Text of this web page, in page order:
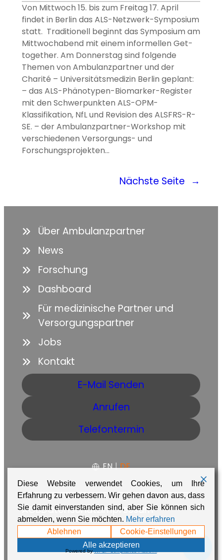
Von Mittwoch 15. bis zum Freitag 17. April
findet in Berlin das ALS-Netzwerk-Symposium
statt. Traditionell beginnt das Symposium am
Mittwochabend mit einem informellen Get-
together. Am Donnerstag sind folgende
Themen von Ambulanzpartner und der
Charité – Universitätsmedizin Berlin geplant:
– das ALS-Phänotypen-Biomarker-Register
mit den Schwerpunkten ALS-OPM-
Klassifikation, NfL und Revision des ALSFRS-R-
SE. – der Ambulanzpartner-Workshop mit
verschiedenen Versorgungs- und
Forschungsprojekten…
Nächste Seite →
Über Ambulanzpartner
News
Forschung
Dashboard
Für medizinische Partner und
Versorgungspartner
Jobs
Kontakt
E-Mail Senden
Anrufen
Telefontermin
EN | DE
AGBDatenschutzImpressum
Made with ❤️ in Namibia byAdaire
Diese Website verwendet Cookies, um Ihre
Erfahrung zu verbessern. Wir gehen davon aus, dass
Sie damit einverstanden sind, aber Sie können sich
abmelden, wenn Sie möchten. Mehr erfahren
Ablehnen
Cookie-Einstellungen
Alle akzeptieren
Powered by WPLP Compliance Platform